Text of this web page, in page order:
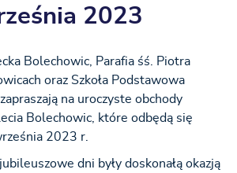
2023
Bolechowic, Parafia śś. Piotra
oraz Szkoła Podstawowa
na uroczyste obchody
Bolechowic, które odbędą się
2023 r.
dni były doskonałą okazją